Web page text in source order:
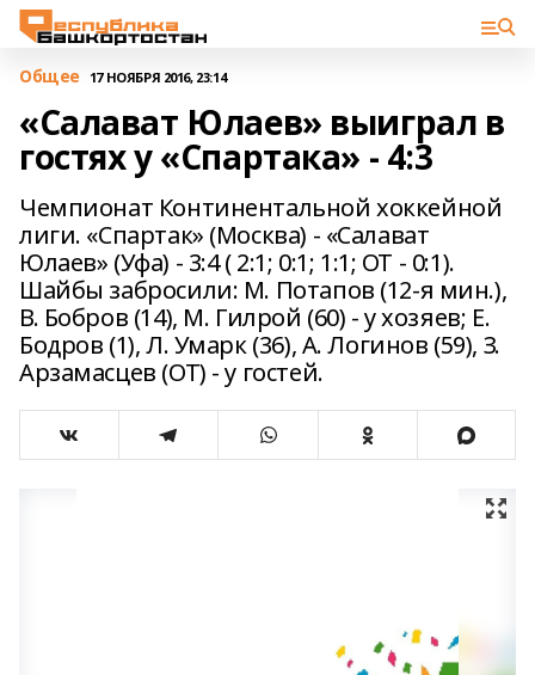
Общее 17 НОЯБРЯ 2016, 23:14
«Салават Юлаев» выиграл в
гостях у «Спартака» - 4:3
Чемпионат Континентальной хоккейной
лиги. «Спартак» (Москва) - «Салават
Юлаев» (Уфа) - 3:4 ( 2:1; 0:1; 1:1; ОТ - 0:1).
Шайбы забросили: М. Потапов (12-я мин.),
В. Бобров (14), М. Гилрой (60) - у хозяев; Е.
Бодров (1), Л. Умарк (36), А. Логинов (59), З.
Арзамасцев (ОТ) - у гостей.